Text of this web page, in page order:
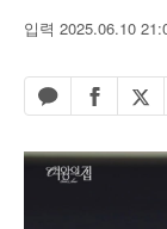
입력 2025.06.10
카카오톡 공유
페이스북
엑